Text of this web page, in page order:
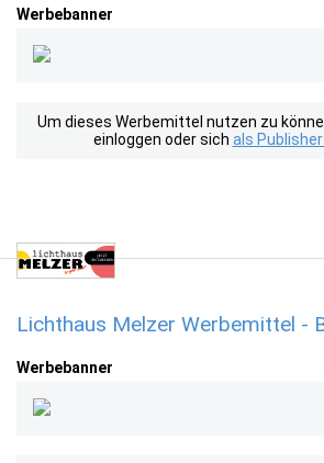
Werbebanner
Um dieses Werbemittel nutzen zu
einloggen oder sich als
Lichthaus Melzer Werbemittel -
Werbebanner